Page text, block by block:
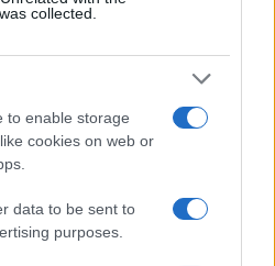
collected.
to enable storage
cookies on web or
data to be sent to
purposes.